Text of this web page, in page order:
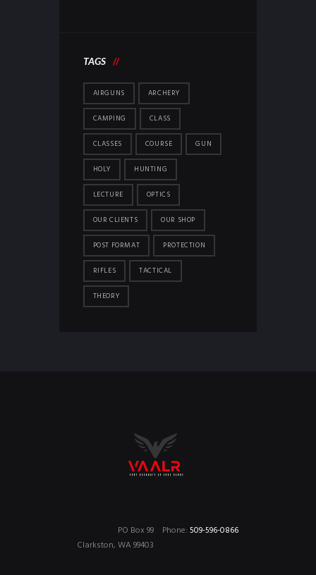
TAGS
AIRGUNS ARCHERY
CAMPING CLASS
CLASSES COURSE GUN
HOLY HUNTING
LECTURE OPTICS
OUR CLIENTS OUR SHOP
POST FORMAT PROTECTION
RIFLES TACTICAL
THEORY
Phone: 509-596-0866
PO Box 99
Clarkston, WA 99403